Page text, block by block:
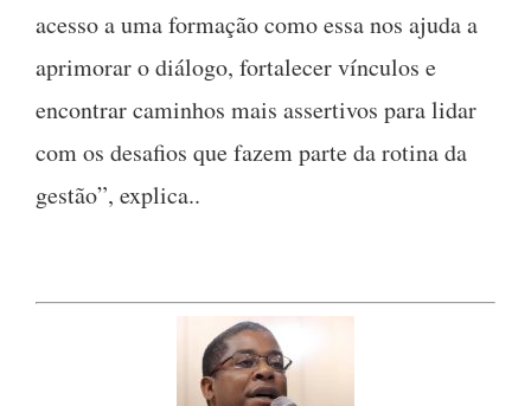
acesso a uma formação como essa nos ajuda a
aprimorar o diálogo, fortalecer vínculos e
encontrar caminhos mais assertivos para lidar
com os desafios que fazem parte da rotina da
gestão”, explica..